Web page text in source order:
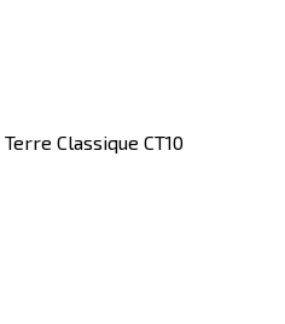
Classique CT10